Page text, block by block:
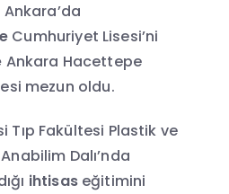
Ankara’da
Cumhuriyet Lisesi’ni
Ankara Hacettepe
mezun oldu.
Fakültesi Plastik ve
Dalı’nda
ihtisaseğitimini